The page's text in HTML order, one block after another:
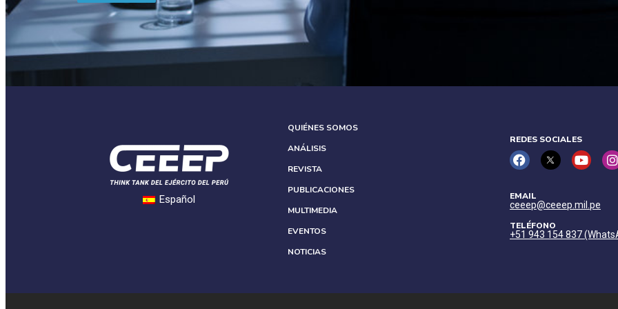
Español
QUIÉNES SOMOS
ANÁLISIS
REVISTA
PUBLICACIONES
MULTIMEDIA
EVENTOS
NOTICIAS
REDES SOCIALES
EMAIL
ceeep@ceeep.mil.pe
TELÉFONO
+51 943 154 837